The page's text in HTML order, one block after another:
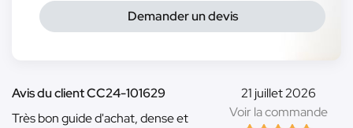
Demander un devis
21 juillet 2026
Voir la commande
Avis du client CC24-101629
Très bon guide d'achat, dense et